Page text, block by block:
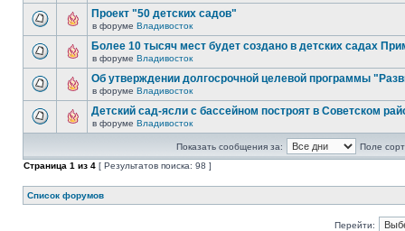
Проект "50 детских садов"
в форуме Владивосток
Более 10 тысяч мест будет создано в детских садах
в форуме Владивосток
Об утверждении долгосрочной целевой программы
в форуме Владивосток
Детский сад-ясли с бассейном построят в Советском
в форуме Владивосток
Показать сообщения за:
Поле
Страница 1 из 4 [ Результатов поиска: 98 ]
Список форумов
Перейти: